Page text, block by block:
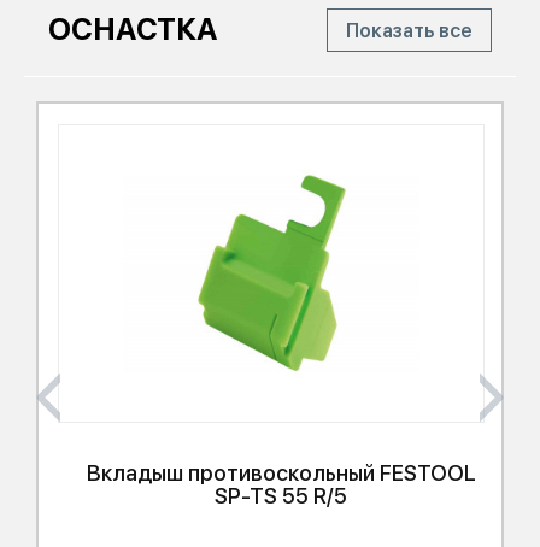
ОСНАСТКА Показать все
Вкладыш противоскольный FESTOOL
SP-TS 55 R/5